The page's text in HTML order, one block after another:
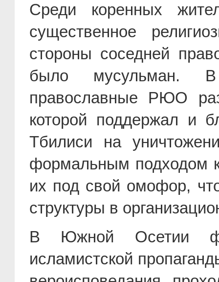
Среди коренных
существенное
стороны соседней
было мусульман. В
православные РЮО
которой поддержал и
Тбилиси на
формальным подходом
их под свой омофор,
структуры в
В Южной Осетии
исламистской